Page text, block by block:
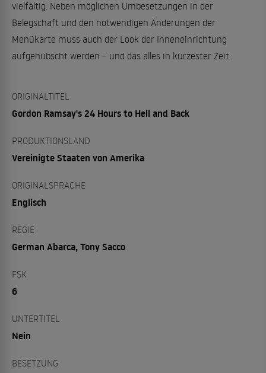
vielfältig: Neben möglichen Umbesetzungen in der
Belegschaft und den notwendigen Änderungen der
Menükarte muss auch der Look der Inneneinrichtung
aufgehübscht werden – und das alles in kürzester Zeit.
ORIGINALTITEL
Gordon Ramsay's 24 Hours to Hell and Back
PRODUKTIONSLAND
Vereinigte Staaten von Amerika
ORIGINALSPRACHE
Englisch
REGIE
German Abarca, Tony Sacco
FSK
6
UNTERTITEL
Nein
BESETZUNG